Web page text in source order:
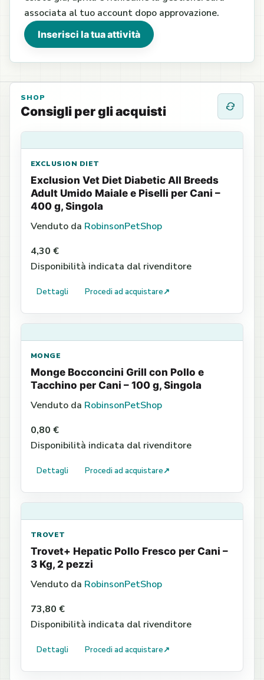
associata al tuo account dopo approvazione.
Inserisci la tua attività
SHOP
Consigli per gli acquisti
EXCLUSION DIET
Exclusion Vet Diet Diabetic All Breeds
Adult Umido Maiale e Piselli per Cani –
400 g, Singola
Venduto da RobinsonPetShop
4,30 €
Disponibilità indicata dal rivenditore
Dettagli Procedi ad acquistare↗
MONGE
Monge Bocconcini Grill con Pollo e
Tacchino per Cani – 100 g, Singola
Venduto da RobinsonPetShop
0,80 €
Disponibilità indicata dal rivenditore
Dettagli Procedi ad acquistare↗
TROVET
Trovet+ Hepatic Pollo Fresco per Cani –
3 Kg, 2 pezzi
Venduto da RobinsonPetShop
73,80 €
Disponibilità indicata dal rivenditore
Dettagli Procedi ad acquistare↗